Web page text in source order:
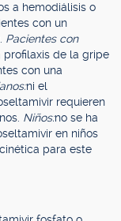
a hemodiálisis o
con un
Pacientes con
de la gripe
con una
ni el
requieren
Niños:no se ha
en niños
para este